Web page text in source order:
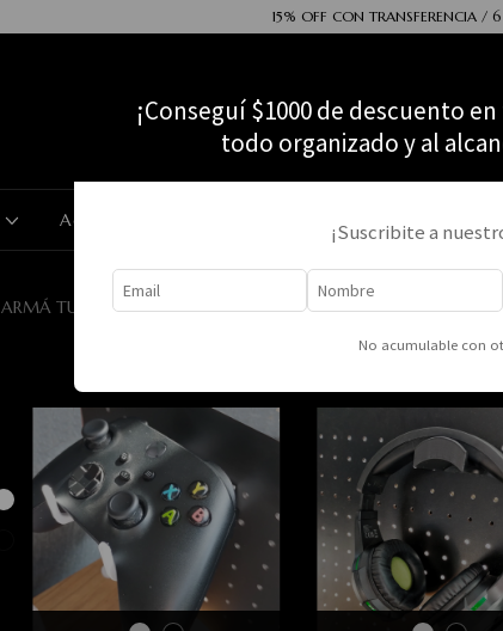
15% OFF CON TRANSFERENCIA /
Accesorios
ARMÁ TU BÖRD > ACCESORIOS > Varios
¡Conseguí $1000 de descuento
todo organizado y al
¡Suscribite a
No acumulable con